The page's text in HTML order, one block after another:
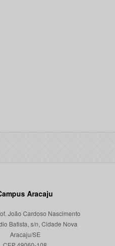
Aracaju
João Cardoso Nascimento
Batista, s/n, Cidade Nova
Aracaju/SE